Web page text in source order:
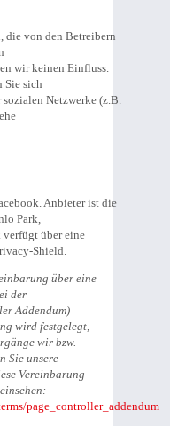
die von den Betreibern
wir keinen Einfluss.
Sie sich
Netzwerke (z.B.
Anbieter ist die
Park,
über eine
Shield.
über eine
der
Addendum)
wird festgelegt,
wir bzw.
Sie unsere
Vereinbarung
page_controller_addendum